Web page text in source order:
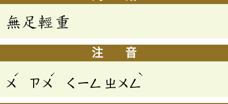
無足輕重
注 音
ㄨ
ˊ
ㄗㄨ
ˊ
ㄑㄧㄥ ㄓㄨㄥ
ˋ